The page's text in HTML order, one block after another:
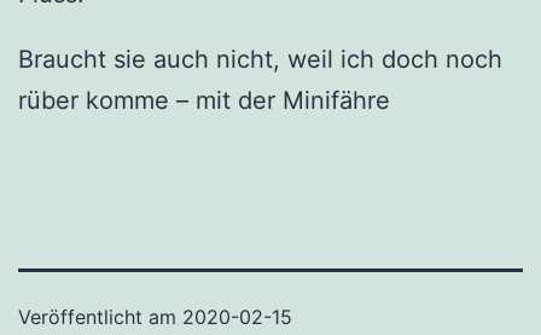
Braucht sie auch nicht, weil ich doch noch
rüber komme – mit der Minifähre
Veröffentlicht am 2020-02-15